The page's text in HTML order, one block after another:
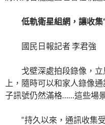
低軌衛星組網，讓收集
國民日報記者 李君強
戈壁深處拍段錄像，
上，隨時可以和家人錄像
子訊號仍然滿格……這些場
“持久以來，通訊收集